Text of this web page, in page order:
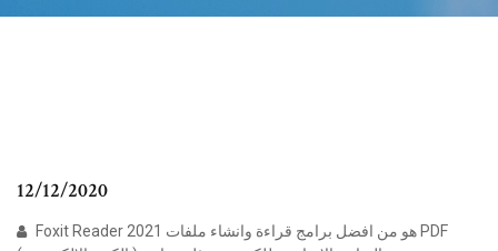
12/12/2020
Foxit Reader 2021 هو من افضل برامج قراءة وانشاء ملفات PDF